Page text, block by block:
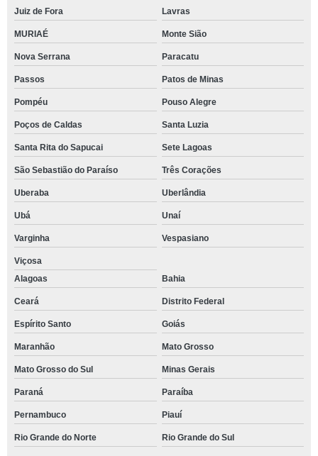
Juiz de Fora Lavras
MURIAÉ Monte Sião
Nova Serrana Paracatu
Passos Patos de Minas
Pompéu Pouso Alegre
Poços de Caldas Santa Luzia
Santa Rita do Sapucai Sete Lagoas
São Sebastião do Paraíso Três Corações
Uberaba Uberlândia
Ubá Unaí
Varginha Vespasiano
Viçosa
Alagoas
Bahia
Ceará Distrito Federal
Espírito Santo Goiás
Maranhão Mato Grosso
Mato Grosso do Sul Minas Gerais
Paraná Paraíba
Pernambuco Piauí
Rio Grande do Norte Rio Grande do Sul